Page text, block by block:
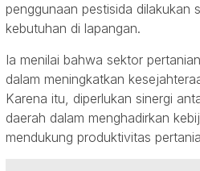
penggunaan pestisida dilakukan
kebutuhan di lapangan.
Ia menilai bahwa sektor
dalam meningkatkan
Karena itu, diperlukan sinergi
daerah dalam menghadirkan
mendukung produktivitas